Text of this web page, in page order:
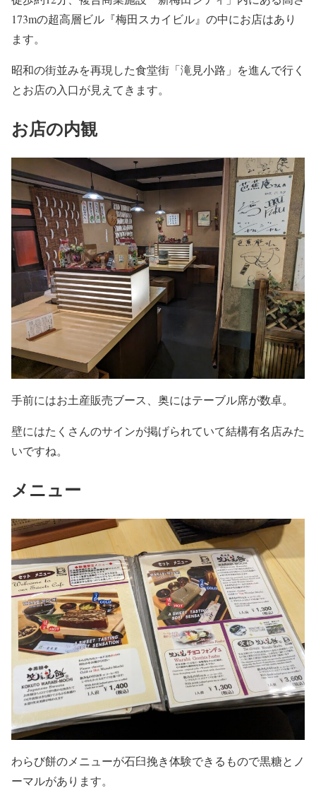
173mの超高層ビル『梅田スカイビル』の中にお店はあり
ます。
昭和の街並みを再現した食堂街「滝見小路」を進んで行く
とお店の入口が見えてきます。
お店の内観
手前にはお土産販売ブース、奥にはテーブル席が数卓。
壁にはたくさんのサインが掲げられていて結構有名店みた
いですね。
メニュー
わらび餅のメニューが石臼挽き体験できるもので黒糖とノ
ーマルがあります。